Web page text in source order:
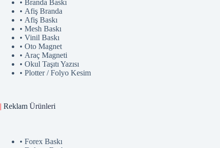
• Branda Baskı
• Afiş Branda
• Afiş Baskı
• Mesh Baskı
• Vinil Baskı
• Oto Magnet
• Araç Magneti
• Okul Taşıtı Yazısı
• Plotter / Folyo Kesim
| Reklam Ürünleri
• Forex Baskı